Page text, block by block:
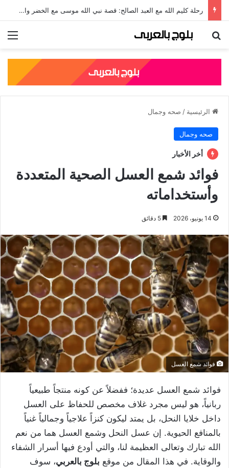
جلال الدين الرومي: قصته، نسبه، وأشهر مؤلفاته الصوفية
بحث عن
الرئيسية / صحه وجمال
صحه وجمال
أخر الأخبار
فوائد شمع العسل الصحية المتعددة
وأستخداماته
14 يونيو، 2026
فوائد شمع العسل
فوائد شمع العسل عديدة؛ ففضلاً عن كونه منتجاً طبيعياً
ربانياً، هو ليس مجرد غلاف مخصص للحفاظ على العسل
داخل خلايا النحل، بل يمتد ليكون كنزاً علاجياً وجمالياً غنياً
بالمنافع الحيوية. إن عسل النحل وشمع العسل هما من نعم
الله تبارك وتعالى العظيمة لنا، والتي أودع فيها أسرار الشفاء
والوقاية. في هذا المقال من موقع بلوج بالعربي، سوف